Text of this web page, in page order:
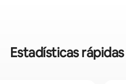
Estadísticas